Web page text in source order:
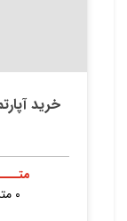
خرید
0 متر